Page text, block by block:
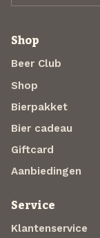
Shop
Beer Club
Shop
Bierpakket
Bier cadeau
Giftcard
Aanbiedingen
Service
Klantenservice